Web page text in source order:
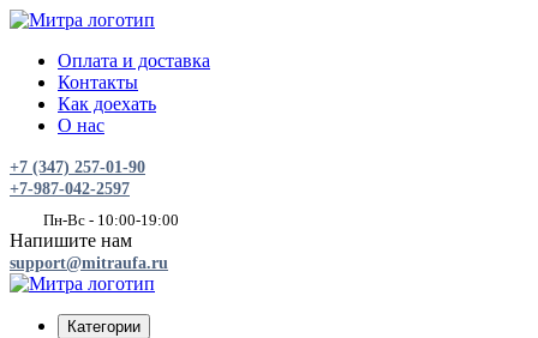
Оплата и доставка
Контакты
Как доехать
О нас
+7 (347) 257-01-90
+7-987-042-2597
Пн-Вс - 10:00-19:00
Напишите нам
support@mitraufa.ru
Категории